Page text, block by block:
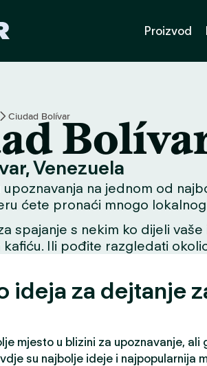
H
o
m
e
Proizvod
Ciudad Bolívar
Venezuela
na jednom od
ćete pronaći mnogo
spajanje s nekim ko dijeli
kafiću. Ili pođite razgledati
ideja za dejtanje
mjesto u blizini za upoznavanje, ali
su najbolje ideje i najpopularnija